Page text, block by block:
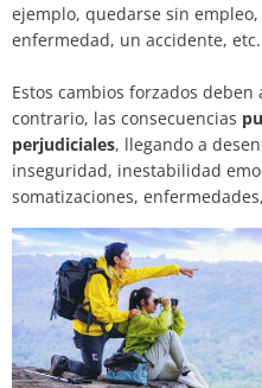
ejemplo, quedarse sin
enfermedad, un accidente, etc.
Estos cambios forzados
contrario, las consecuencias
perjudiciales, llegando a
inseguridad, inestabilidad
somatizaciones,